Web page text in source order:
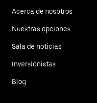
Acerca de nosotros
Nuestras opciones
Sala de noticias
Inversionistas
Blog